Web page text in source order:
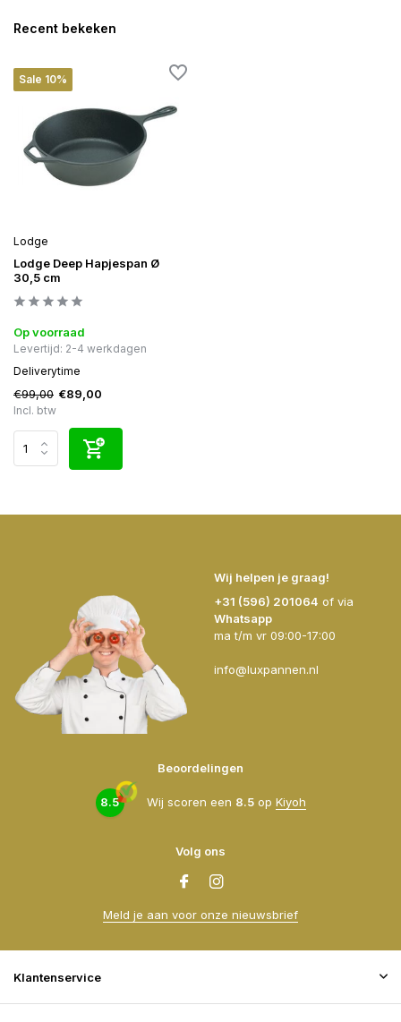
Recent bekeken
Sale 10%
Lodge
Lodge Deep Hapjespan Ø
30,5 cm
Op voorraad
Levertijd: 2-4 werkdagen
Deliverytime
€99,00 €89,00
Incl. btw
Wij helpen je graag!
+31 (596) 201064 of via
Whatsapp
ma t/m vr 09:00-17:00
info@luxpannen.nl
Beoordelingen
8.5 Wij scoren een 8.5op Kiyoh
Volg ons
Meld je aan voor onze nieuwsbrief
Klantenservice